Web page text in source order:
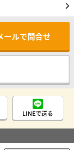
ールで問合せ
LINEで送る